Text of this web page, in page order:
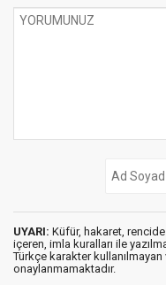
UYARI: Küfür, hakaret,
içeren, imla kuralları ile
Türkçe karakter
onaylanmamaktadır.